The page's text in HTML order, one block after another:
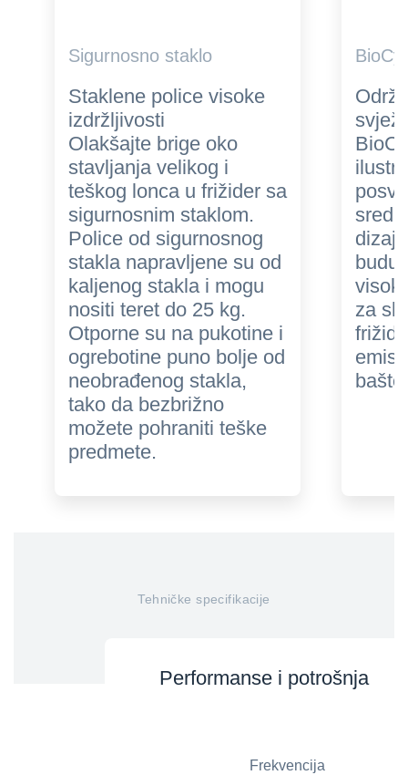
Sigurnosno staklo
Staklene police visoke
izdržljivosti
Olakšajte brige oko
stavljanja velikog i
teškog lonca u frižider sa
sigurnosnim staklom.
Police od sigurnosnog
stakla napravljene su od
kaljenog stakla i mogu
nositi teret do 25 kg.
Otporne su na pukotine i
ogrebotine puno bolje od
neobrađenog stakla,
tako da bezbrižno
možete pohraniti teške
predmete.
za
bašte.
Tehničke specifikacije
Performanse i potrošnja
Frekvencija